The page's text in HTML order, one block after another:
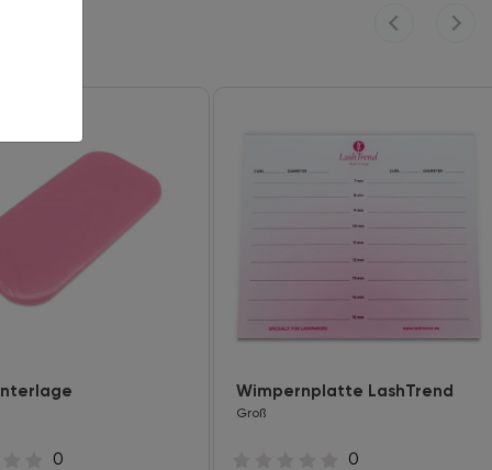
0
Wimpernplatte LashTrend
Groß
0